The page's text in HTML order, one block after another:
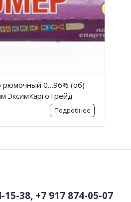
рюмочный 0…96% (об)
ЭксимКаргоТрейд
Подробнее
15-38, +7 917 874-05-07